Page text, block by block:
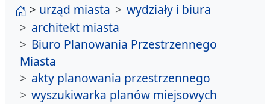
strona główna
> urząd miasta
wydziały i biura
architekt miasta
Biuro Planowania Przestrzennego
Miasta
akty planowania przestrzennego
wyszukiwarka planów miejsowych